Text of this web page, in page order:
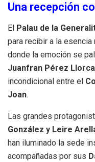
Una recepción
El Palau de la
para recibir a la esencia
donde la emoción se
Juanfran Pérez Llorca
incondicional entre el
Joan.
Las grandes
González y Leire
han iluminado la sede
acompañadas por sus